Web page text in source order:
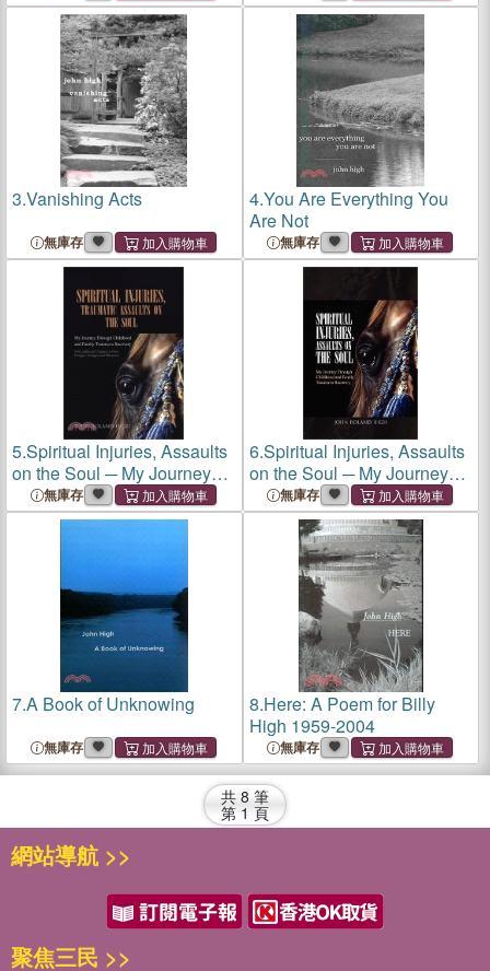
3.Vanishing Acts
無庫存
4.You Are Everything You
Are Not
無庫存
5.Spiritual Injuries, Assaults
on the Soul ─ My Journey
Through Childhood and
Family Trauma to Recovery
無庫存
6.Spiritual Injuries, Assaults
on the Soul ─ My Journey
Through Childhood and
Family Trauma to Recovery
無庫存
7.A Book of Unknowing
無庫存
8.Here: A Poem for Billy
High 1959-2004
無庫存
共 8 筆
第 1 頁
網站導航 >>
聚焦三民 >>